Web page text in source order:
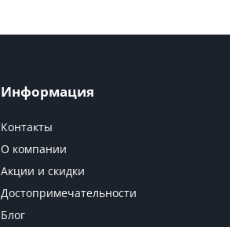
Информация
Контакты
О компании
Акции и скидки
Достопримечательности
Блог